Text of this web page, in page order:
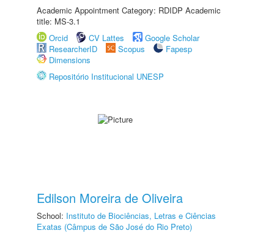
Academic Appointment Category: RDIDP Academic
title: MS-3.1
Orcid
CV Lattes
Google Scholar
ResearcherID
Scopus
Fapesp
Dimensions
Repositório Institucional UNESP
Edilson Moreira de Oliveira
School: Instituto de Biociências, Letras e Ciências
Exatas (Câmpus de São José do Rio Preto)